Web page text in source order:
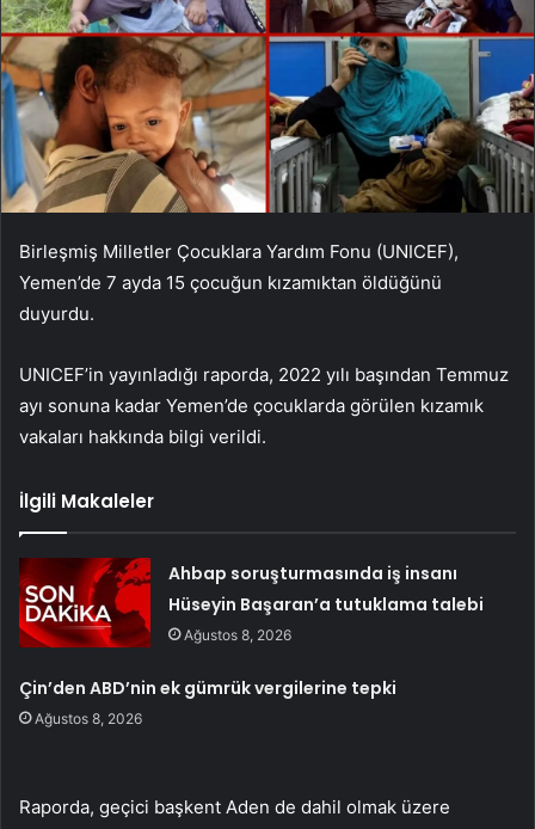
Birleşmiş Milletler Çocuklara Yardım Fonu (UNICEF),
Yemen’de 7 ayda 15 çocuğun kızamıktan öldüğünü
duyurdu.
UNICEF’in yayınladığı raporda, 2022 yılı başından Temmuz
ayı sonuna kadar Yemen’de çocuklarda görülen kızamık
vakaları hakkında bilgi verildi.
İlgili Makaleler
Ahbap soruşturmasında iş insanı
Hüseyin Başaran’a tutuklama talebi
Ağustos 8, 2026
Çin’den ABD’nin ek gümrük vergilerine tepki
Ağustos 8, 2026
Raporda, geçici başkent Aden de dahil olmak üzere